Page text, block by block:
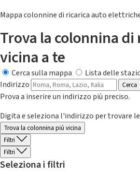
Mappa colonnine di ricarica auto
Trova la colonnina di
vicina a te
Cerca sulla mappa
Lista delle
Indirizzo
Cerca
Prova a inserire un indirizzo più preciso.
Digita e seleziona l'indirizzo per trovare
Trova la colonnina piú vicina
Filtri
Filtri
Seleziona i filtri